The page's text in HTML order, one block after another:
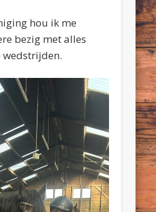
hou ik me
bezig met alles